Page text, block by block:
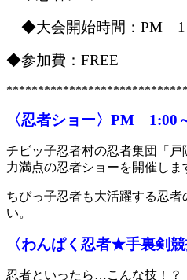
◆大会開始時間：PM 1
◆参加費：FREE
〈忍者ショー〉PM 1:00
チビッ子忍者村の忍者集団「
力満点の忍者ショーを開催しま
ちびっ子忍者も大活躍する忍
い。
〈わんぱく忍者★手裏剣
忍者といったら…こんな技！？